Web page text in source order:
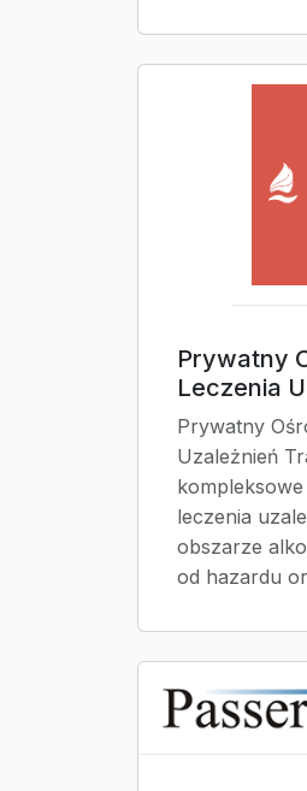
Prywatny
Leczenia
Prywatny
Uzależnień
leczenia
obszarze
od hazardu